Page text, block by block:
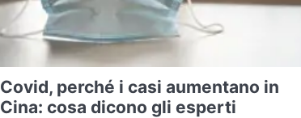
Covid, perché i casi aumentano in
Cina: cosa dicono gli esperti